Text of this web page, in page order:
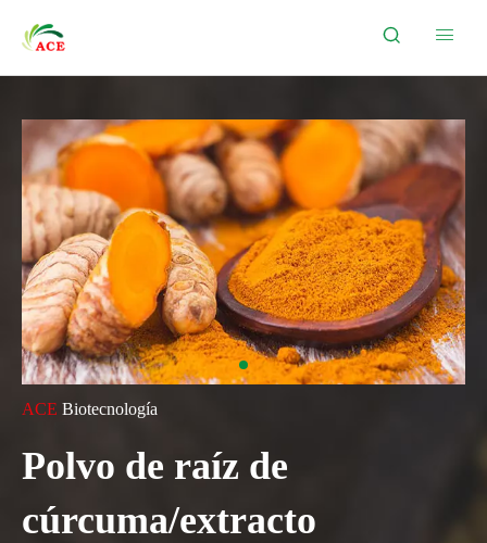
 
ACE Biotecnología
Polvo de raíz de
cúrcuma/extracto